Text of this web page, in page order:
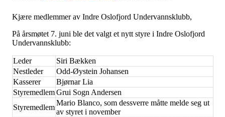
Kjære medlemmer av Indre Oslofjord Undervannsklubb,
På årsmøtet 7. juni ble det valgt et nytt styre i Indre Oslofjord
Undervannsklubb:
Leder
Siri Bækken
Nestleder
Odd-Øystein Johansen
Kasserer
Bjørnar Lia
StyremedlemGrui Sogn Andersen
Styremedlem
Mario Blanco, som dessverre måtte melde seg ut
av styret i november